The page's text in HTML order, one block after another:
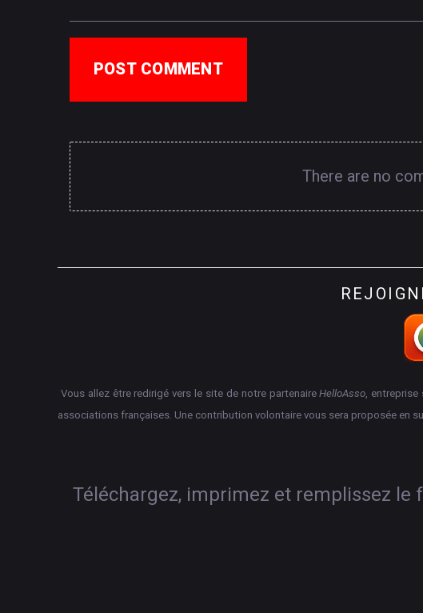
POST COMMENT
There are no
Vous allez être redirigé vers le site de notre partenaireHelloAsso ,
associations françaises. Une contribution volontaire vous sera proposée en
Téléchargez, imprimez et remplissez